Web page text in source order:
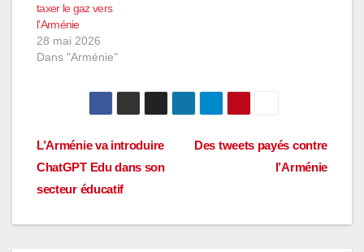
taxer le gaz vers
l’Arménie
28 mai 2026
Dans "Arménie"
Navigation
de
l’article
Des tweets payés contre
l’Arménie
L’Arménie va introduire
ChatGPT Edu dans son
secteur éducatif